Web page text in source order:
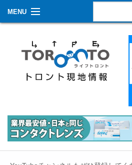
MENU
生活情報
その他
イベントカレンダー